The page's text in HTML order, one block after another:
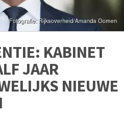
KABINET
JAAR
NIEUWE